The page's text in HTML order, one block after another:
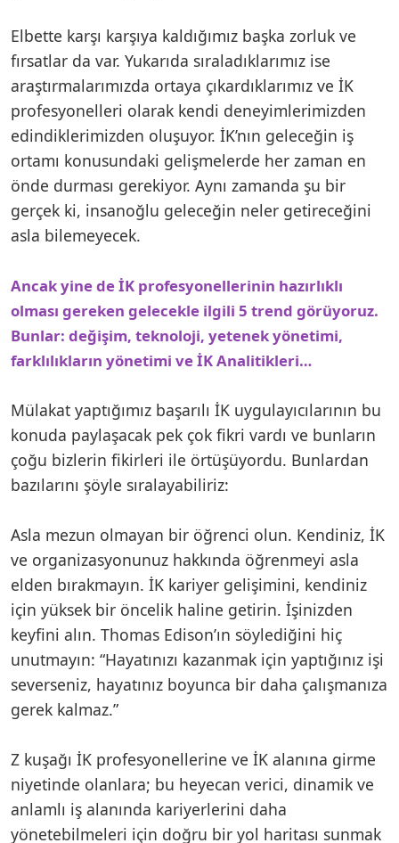
Elbette karşı karşıya kaldığımız başka zorluk ve
fırsatlar da var. Yukarıda sıraladıklarımız ise
araştırmalarımızda ortaya çıkardıklarımız ve İK
profesyonelleri olarak kendi deneyimlerimizden
edindiklerimizden oluşuyor. İK’nın geleceğin iş
ortamı konusundaki gelişmelerde her zaman en
önde durması gerekiyor. Aynı zamanda şu bir
gerçek ki, insanoğlu geleceğin neler getireceğini
asla bilemeyecek.
Ancak yine de İK profesyonellerinin hazırlıklı
olması gereken gelecekle ilgili 5 trend görüyoruz.
Bunlar: değişim, teknoloji, yetenek yönetimi,
farklılıkların yönetimi ve İK Analitikleri…
Mülakat yaptığımız başarılı İK uygulayıcılarının bu
konuda paylaşacak pek çok fikri vardı ve bunların
çoğu bizlerin fikirleri ile örtüşüyordu. Bunlardan
bazılarını şöyle sıralayabiliriz:
Asla mezun olmayan bir öğrenci olun. Kendiniz, İK
ve organizasyonunuz hakkında öğrenmeyi asla
elden bırakmayın. İK kariyer gelişimini, kendiniz
için yüksek bir öncelik haline getirin. İşinizden
keyfini alın. Thomas Edison’ın söylediğini hiç
unutmayın: “Hayatınızı kazanmak için yaptığınız işi
severseniz, hayatınız boyunca bir daha çalışmanıza
gerek kalmaz.”
Z kuşağı İK profesyonellerine ve İK alanına girme
niyetinde olanlara; bu heyecan verici, dinamik ve
anlamlı iş alanında kariyerlerini daha
yönetebilmeleri için doğru bir yol haritası sunmak